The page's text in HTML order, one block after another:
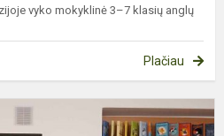
vyko mokyklinė 3–7 klasių anglų
Plačiau